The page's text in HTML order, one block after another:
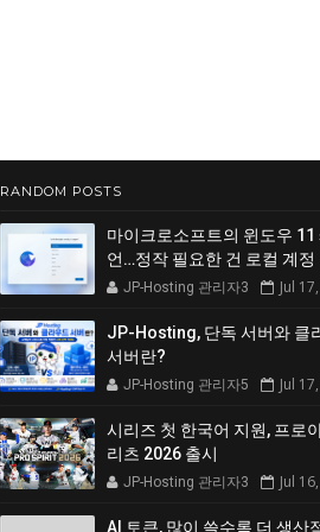
RANDOM POSTS
마이크로소프트의 윈도우 11
언…정작 필요한 건 로컬 계정
JP-Hosting 관리자3 Jul
JP-Hosting, 단독 서버와 클
서버란?
JP-Hosting 관리자5 Jul
시리즈 첫 한국어 지원, 프로
리츠 2026 출시
JP-Hosting 관리자3 Jul
AI 토큰, 많이 쓸수록 더 생산